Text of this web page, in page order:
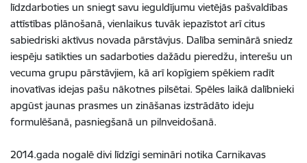
līdzdarboties un sniegt savu ieguldījumu vietējās pašvaldības
attīstības plānošanā, vienlaikus tuvāk iepazīstot arī citus
sabiedriski aktīvus novada pārstāvjus. Dalība seminārā sniedz
iespēju satikties un sadarboties dažādu pieredžu, interešu un
vecuma grupu pārstāvjiem, kā arī kopīgiem spēkiem radīt
inovatīvas idejas pašu nākotnes pilsētai. Spēles laikā dalībnieki
apgūst jaunas prasmes un zināšanas izstrādāto ideju
formulēšanā, pasniegšanā un pilnveidošanā.
2014.gada nogalē divi līdzīgi semināri notika Carnikavas